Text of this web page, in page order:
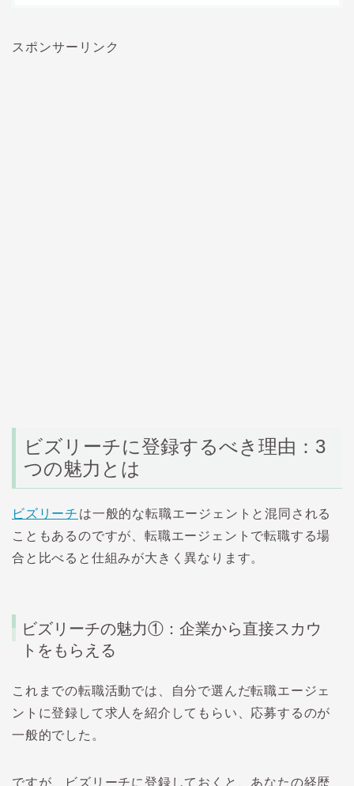
スポンサーリンク
ビズリーチに登録するべき理由：3
つの魅力とは
ビズリーチ は一般的な転職エージェントと混同される
こともあるのですが、転職エージェントで転職する場
合と比べると仕組みが大きく異なります。
ビズリーチの魅力①：企業から直接スカウ
トをもらえる
これまでの転職活動では、自分で選んだ転職エージェ
ントに登録して求人を紹介してもらい、応募するのが
一般的でした。
ですが、ビズリーチに登録しておくと、あなたの経歴